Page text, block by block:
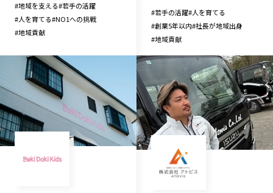
鳥取エリア
島根エリア
岡山エリア
広島エリア
香川エリア
愛媛エリア
高知エリア
福岡エリア
佐賀エリア
長崎エリア
熊本エリア
大分エリア
鹿児島エリア
沖縄エリア
#地域を支える#若手の活躍
#人を育てる#NO1への挑戦
#地域貢献
#若手の活躍#人を育てる
#創業5年以内#社長が地域出身
#地域貢献